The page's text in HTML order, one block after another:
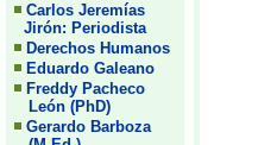
Carlos Jeremías
Jirón: Periodista
Derechos Humanos
Eduardo Galeano
Freddy Pacheco
León (PhD)
Gerardo Barboza